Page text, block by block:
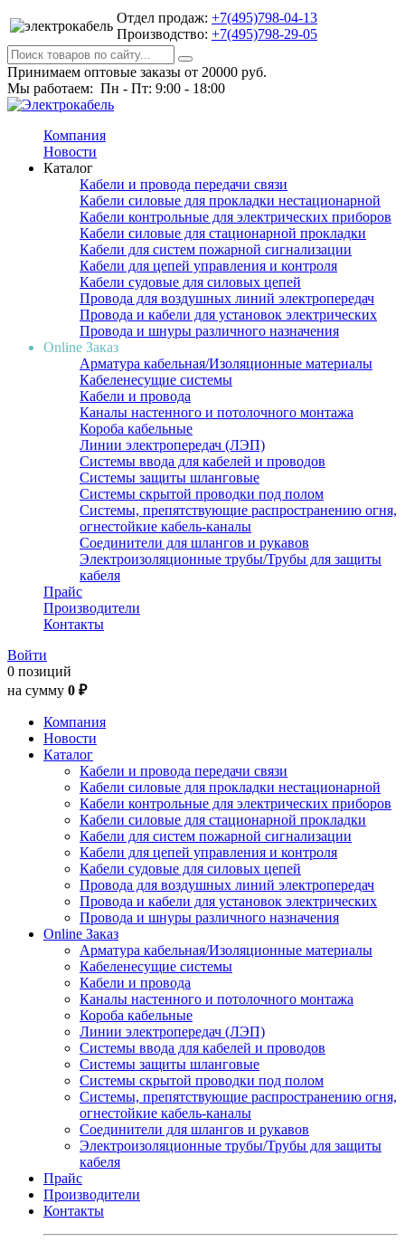
Отдел продаж: +7(495)798-04-13
Производство: +7(495)798-29-05
Принимаем оптовые заказы от 20000 руб.
Мы работаем: Пн - Пт: 9:00 - 18:00
Компания
Новости
Каталог
Кабели и провода передачи связи
Кабели силовые для прокладки нестационарной
Кабели контрольные для электрических приборов
Кабели силовые для стационарной прокладки
Кабели для систем пожарной сигнализации
Кабели для цепей управления и контроля
Кабели судовые для силовых цепей
Провода для воздушных линий электропередач
Провода и кабели для установок электрических
Провода и шнуры различного назначения
Online Заказ
Арматура кабельная/Изоляционные материалы
Кабеленесущие системы
Кабели и провода
Каналы настенного и потолочного монтажа
Короба кабельные
Линии электропередач (ЛЭП)
Системы ввода для кабелей и проводов
Системы защиты шланговые
Системы скрытой проводки под полом
Системы, препятствующие распространению огня,
огнестойкие кабель-каналы
Соединители для шлангов и рукавов
Электроизоляционные трубы/Трубы для защиты
кабеля
Прайс
Производители
Контакты
Войти
0 позиций
на сумму 0 ₽
Компания
Новости
Каталог
Кабели и провода передачи связи
Кабели силовые для прокладки нестационарной
Кабели контрольные для электрических приборов
Кабели силовые для стационарной прокладки
Кабели для систем пожарной сигнализации
Кабели для цепей управления и контроля
Кабели судовые для силовых цепей
Провода для воздушных линий электропередач
Провода и кабели для установок электрических
Провода и шнуры различного назначения
Online Заказ
Арматура кабельная/Изоляционные материалы
Кабеленесущие системы
Кабели и провода
Каналы настенного и потолочного монтажа
Короба кабельные
Линии электропередач (ЛЭП)
Системы ввода для кабелей и проводов
Системы защиты шланговые
Системы скрытой проводки под полом
Системы, препятствующие распространению огня,
огнестойкие кабель-каналы
Соединители для шлангов и рукавов
Электроизоляционные трубы/Трубы для защиты
кабеля
Прайс
Производители
Контакты